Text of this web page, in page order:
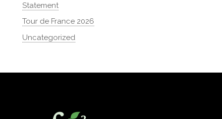
Statement
Tour de France 2026
Uncategorized